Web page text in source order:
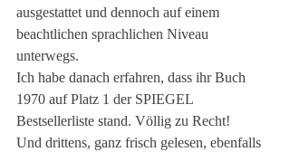
ausgestattet und dennoch auf einem
beachtlichen sprachlichen Niveau
unterwegs.
Ich habe danach erfahren, dass ihr Buch
1970 auf Platz 1 der SPIEGEL
Bestsellerliste stand. Völlig zu Recht!
Und drittens, ganz frisch gelesen, ebenfalls